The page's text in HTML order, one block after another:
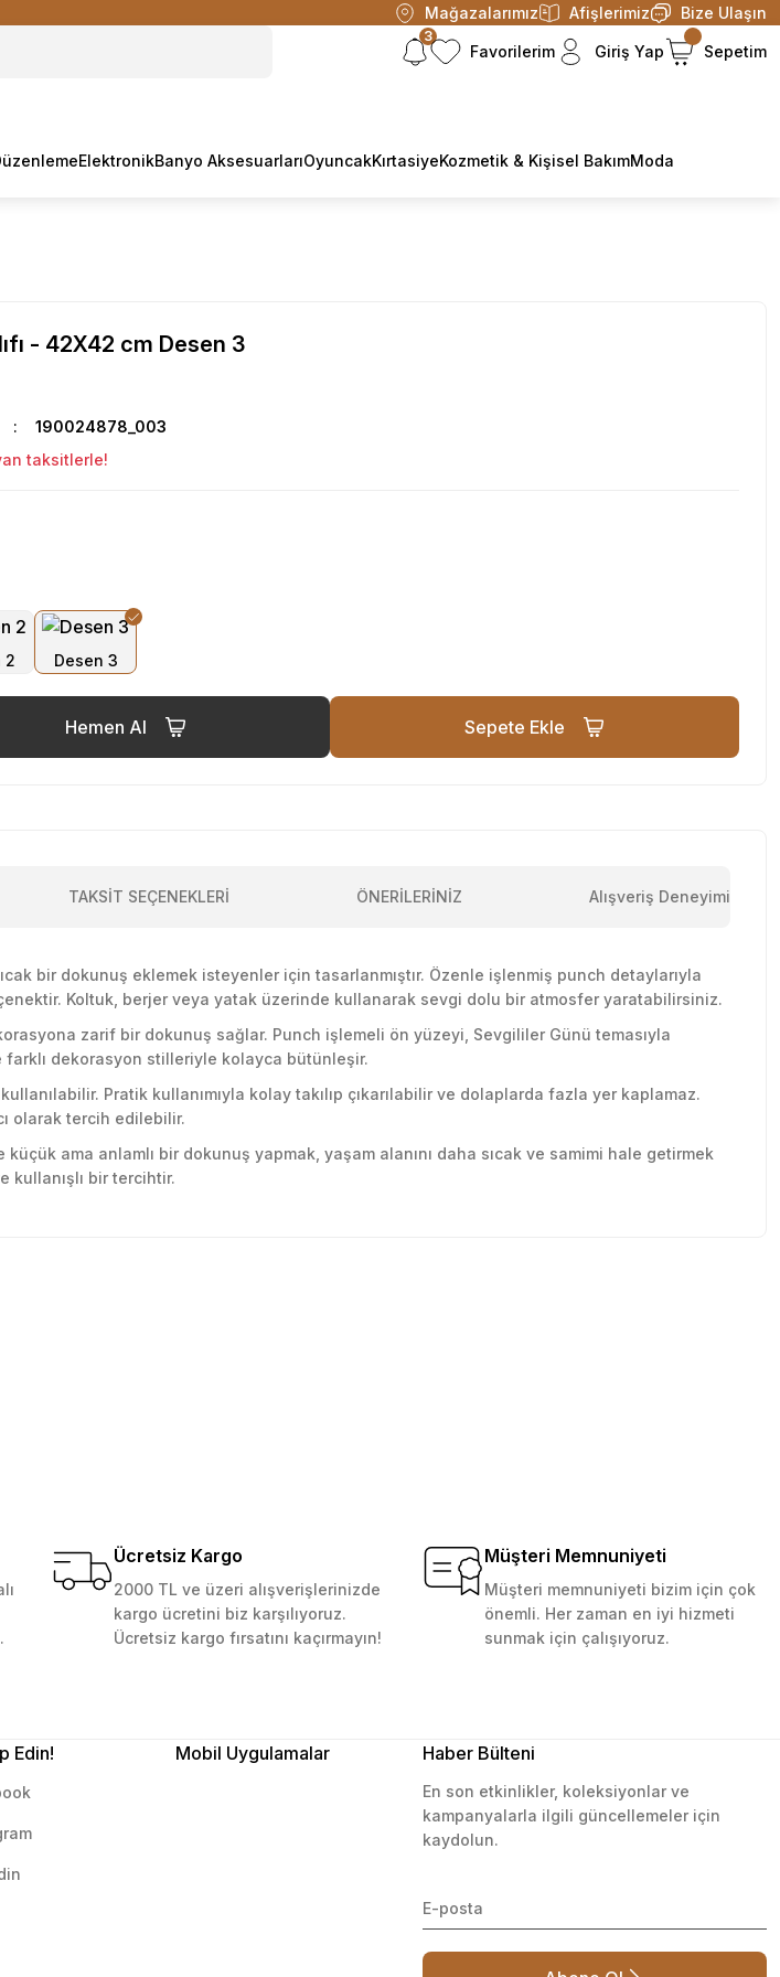
Mağazalarımız Afişlerimiz Bize Ulaşın
3
Favorilerim Giriş Yap Sepetim
ElektronikBanyo AksesuarlarıOyuncakKırtasiyeKozmetik & Kişisel BakımModa
- 42X42 cm Desen 3
190024878_003
taksitlerle!
Hemen Al Sepete Ekle
TAKSİT SEÇENEKLERİ ÖNERİLERİNİZ Alışveriş Deneyimi
bir dokunuş eklemek isteyenler için tasarlanmıştır. Özenle işlenmiş punch detaylarıyla
Koltuk, berjer veya yatak üzerinde kullanarak sevgi dolu bir atmosfer yaratabilirsiniz.
zarif bir dokunuş sağlar. Punch işlemeli ön yüzeyi, Sevgililer Günü temasıyla
farklı dekorasyon stilleriyle kolayca bütünleşir.
Pratik kullanımıyla kolay takılıp çıkarılabilir ve dolaplarda fazla yer kaplamaz.
olarak tercih edilebilir.
ama anlamlı bir dokunuş yapmak, yaşam alanını daha sıcak ve samimi hale getirmek
kullanışlı bir tercihtir.
Ücretsiz Kargo
2000 TL ve üzeri alışverişlerinizde
kargo ücretini biz karşılıyoruz.
Ücretsiz kargo fırsatını kaçırmayın!
Müşteri Memnuniyeti
Müşteri memnuniyeti bizim için çok
önemli. Her zaman en iyi hizmeti
sunmak için çalışıyoruz.
Edin! Mobil Uygulamalar Haber Bülteni
En son etkinlikler, koleksiyonlar ve
kampanyalarla ilgili güncellemeler için
kaydolun.